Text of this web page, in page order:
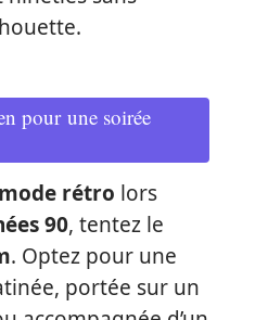
pour une soirée
mode rétro lors
90, tentez le
. Optez pour une
portée sur un